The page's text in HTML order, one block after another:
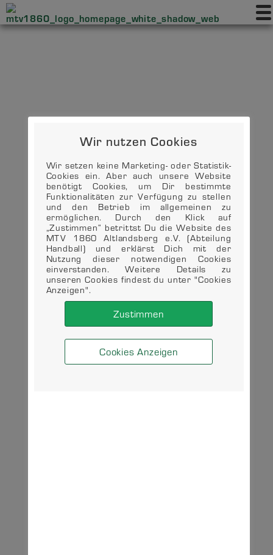
Wir nutzen Cookies
Wir setzen keine Marketing- oder Statistik-
Cookies ein. Aber auch unsere Website
benötigt Cookies, um Dir bestimmte
Funktionalitäten zur Verfügung zu stellen
und den Betrieb im allgemeinen zu
ermöglichen. Durch den Klick auf
„Zustimmen“ betrittst Du die Website des
MTV 1860 Altlandsberg e.V. (Abteilung
Handball) und erklärst Dich mit der
Nutzung dieser notwendigen Cookies
einverstanden. Weitere Details zu
unseren Cookies findest du unter "Cookies
Anzeigen".
Cookies Anzeigen
Zustimmen